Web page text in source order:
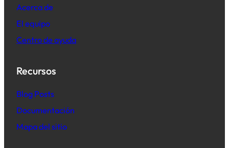
Acerca de
El equipo
Centro de ayuda
Recursos
Blog Posts
Documentación
Mapa del sitio